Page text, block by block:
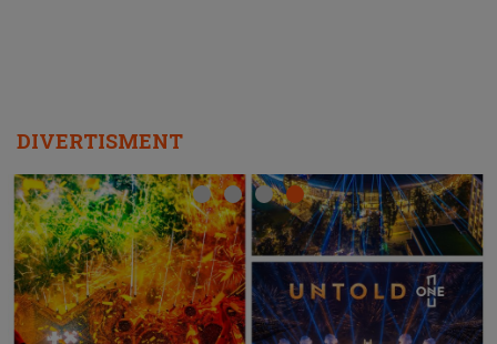
DIVERTISMENT